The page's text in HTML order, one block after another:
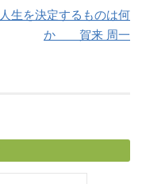
人生を決定するものは何
か 賀来 周一